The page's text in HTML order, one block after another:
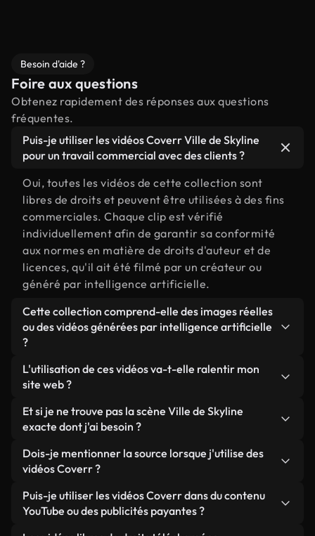
Besoin d'aide ?
Foire aux questions
Obtenez rapidement des réponses aux questions
fréquentes.
Puis-je utiliser les vidéos Coverr Ville de Skyline
pour un travail commercial avec des clients ?
Oui, toutes les vidéos de cette collection sont
libres de droits et peuvent être utilisées à des fins
commerciales. Chaque clip est vérifié
individuellement afin de garantir sa conformité
aux normes en matière de droits d'auteur et de
licences, qu'il ait été filmé par un créateur ou
généré par intelligence artificielle.
Cette collection comprend-elle des images réelles
ou des vidéos générées par intelligence artificielle
?
Les deux. Il s'agit d'une bibliothèque hybride
composée de véritables images filmées par des
vidéos générées par IA. Chaque vidéo est
clairement identifiée afin que vous sachiez
toujours ce que vous utilisez.
L'utilisation de ces vidéos va-t-elle ralentir mon
site web ?
Sauf si vous choisissez nos versions optimisées.
Nous proposons des formats légers, prêts pour le
ils conservent une qualité élevée tout en
minimisant les temps de chargement et en
améliorant des indicateurs comme le LCP.
Et si je ne trouve pas la scène Ville de Skyline
exacte dont j'ai besoin ?
Vous pouvez en créer une instantanément avec
Coverr AI Studio. Il vous suffit de décrire la scène,
», et le Studio générera en quelques secondes une
vidéo personnalisée conforme à nos normes de
licence.
Dois-je mentionner la source lorsque j'utilise des
vidéos Coverr ?
Aucune attribution n'est requise. Toutes les vidéos
de notre bibliothèque sont libres de droits et
Puis-je utiliser les vidéos Coverr dans du contenu
YouTube ou des publicités payantes ?
Oui. Toutes les séquences vidéo de Coverr peuvent